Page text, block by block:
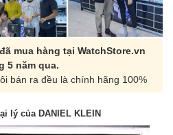
mua hàng tại WatchStore.vn
5 năm qua.
bán ra đều là chính hãng 100%
lý của DANIEL KLEIN